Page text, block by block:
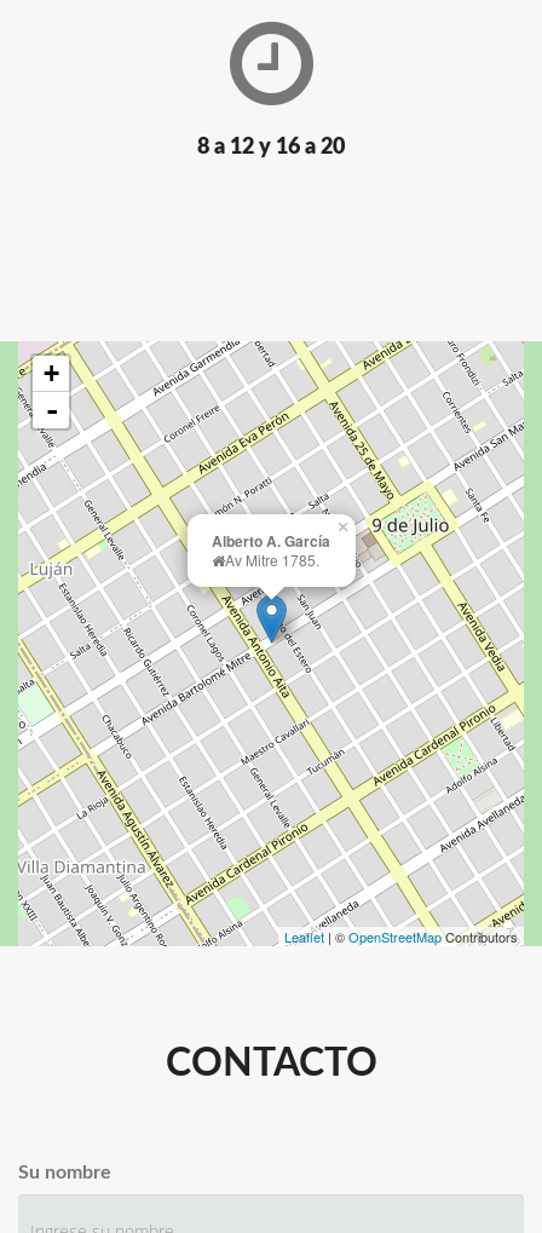
8 a 12 y 16 a 20
×
Alberto A. García
Av Mitre 1785.
+
-
Leaflet | ©OpenStreetMapContributors
CONTACTO
Su nombre